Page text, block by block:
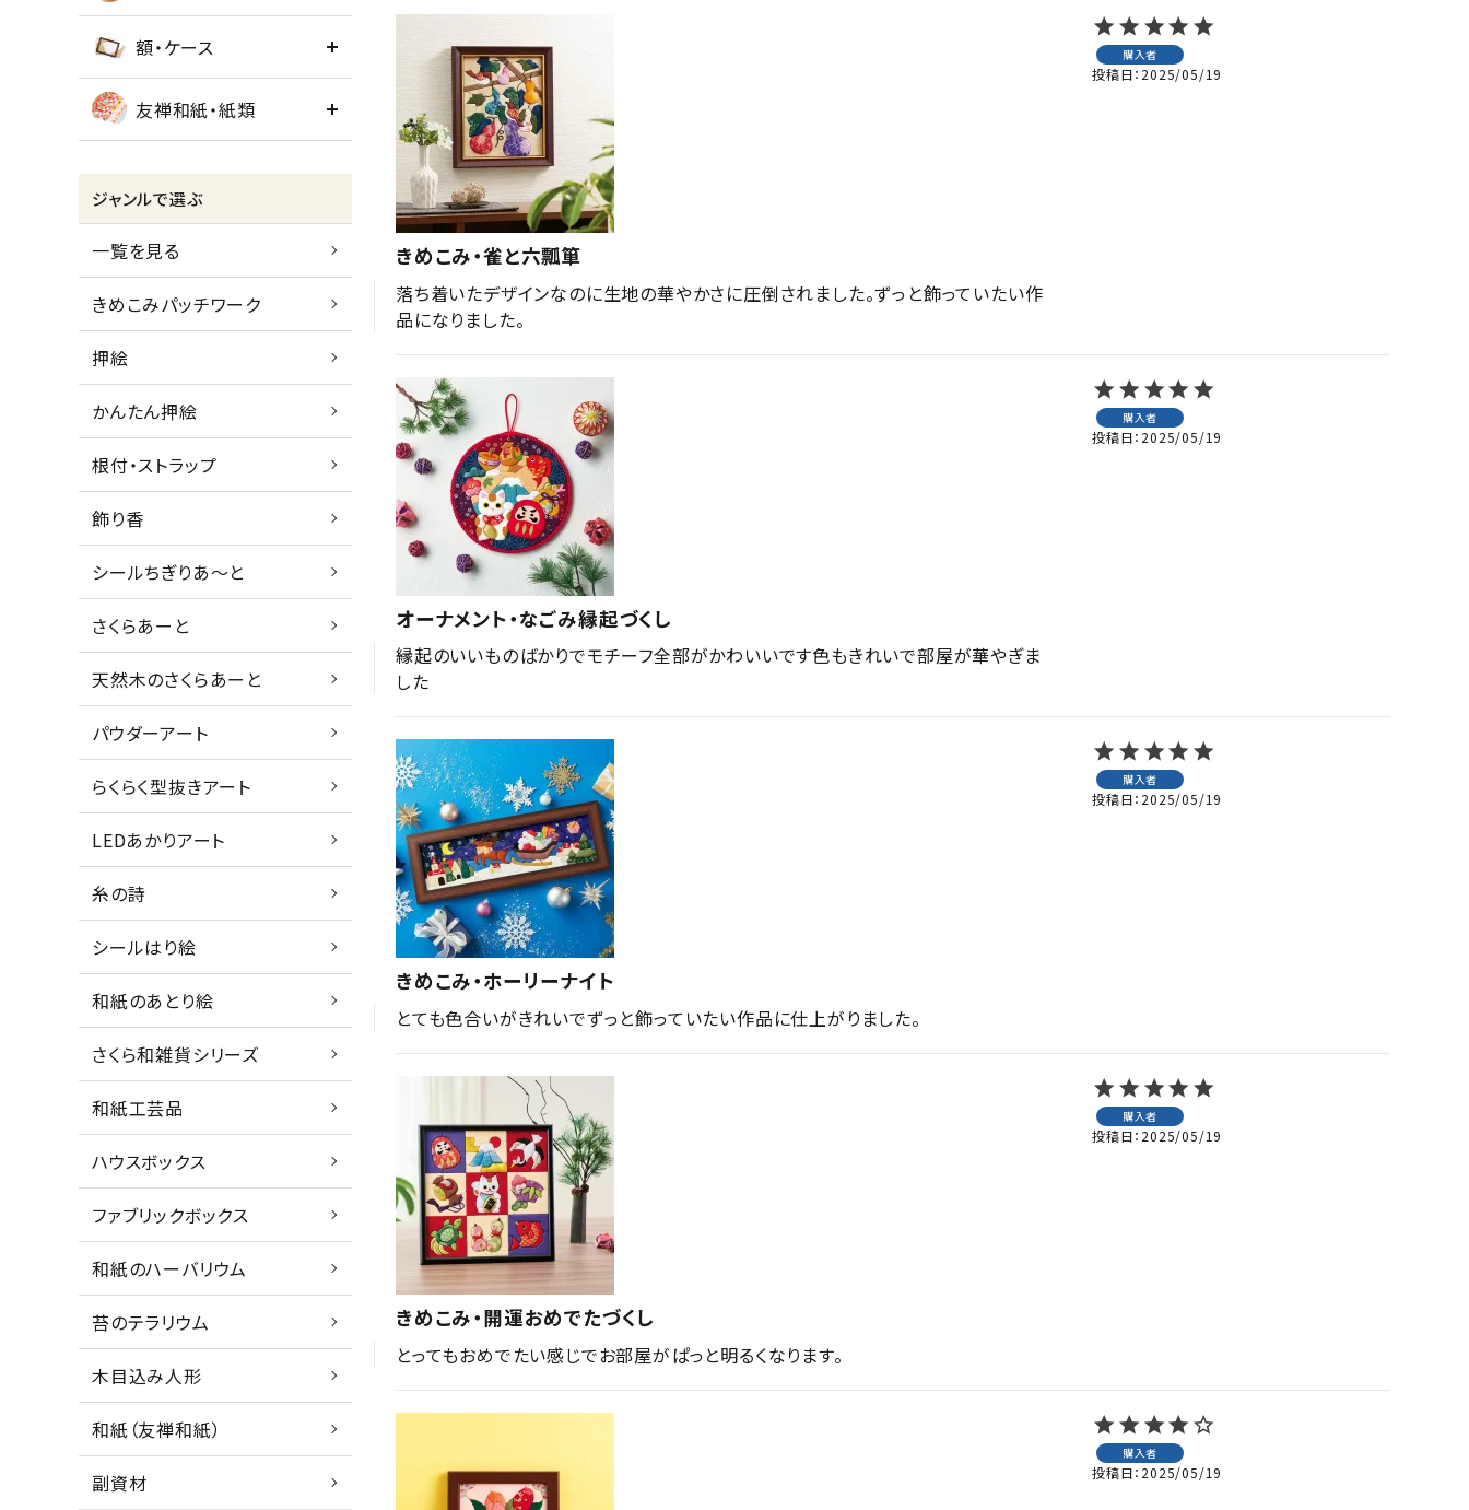
額・ケース
友禅和紙・紙類
ジャンルで選ぶ
一覧を見る
きめこみパッチワーク
押絵
かんたん押絵
根付・ストラップ
飾り香
シールちぎりあ～と
さくらあーと
天然木のさくらあーと
パウダーアート
らくらく型抜きアート
LEDあかりアート
糸の詩
シールはり絵
和紙のあとり絵
さくら和雑貨シリーズ
和紙工芸品
ハウスボックス
ファブリックボックス
和紙のハーバリウム
苔のテラリウム
木目込み人形
和紙（友禅和紙）
副資材
きめこみ・雀と六瓢箪
購入者
投稿日 2025/05/19
落ち着いたデザインなのに生地の華やかさに圧倒されました。ずっと飾っていたい作
品になりました。
オーナメント・なごみ縁起づくし
購入者
投稿日 2025/05/19
縁起のいいものばかりでモチーフ全部がかわいいです色もきれいで部屋が華やぎま
した
きめこみ・ホーリーナイト
購入者
投稿日 2025/05/19
とても色合いがきれいでずっと飾っていたい作品に仕上がりました。
きめこみ・開運おめでたづくし
購入者
投稿日 2025/05/19
とってもおめでたい感じでお部屋がぱっと明るくなります。
購入者
投稿日 2025/05/19